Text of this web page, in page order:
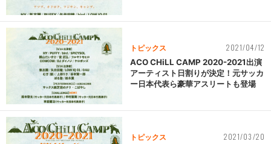
トピックス 2021/04/12
ACO CHiLL CAMP 2020-2021出演
アーティスト日割りが決定！元サッカ
ー日本代表ら豪華アスリートも登場
トピックス 2021/03/20